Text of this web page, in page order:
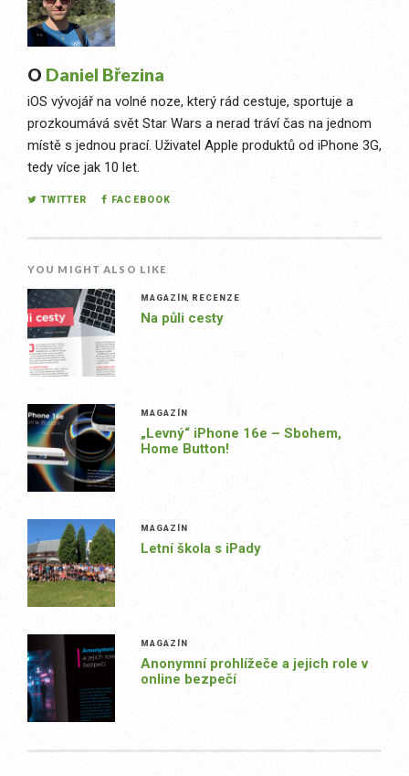
O Daniel Březina
iOS vývojář na volné noze, který rád cestuje, sportuje a
prozkoumává svět Star Wars a nerad tráví čas na jednom
místě s jednou prací. Uživatel Apple produktů od iPhone 3G,
tedy více jak 10 let.
TWITTER FACEBOOK
YOU MIGHT ALSO LIKE
MAGAZÍN RECENZE
Na půli cesty
MAGAZÍN
„Levný“ iPhone 16e – Sbohem,
Home Button!
MAGAZÍN
Letní škola s iPady
MAGAZÍN
Anonymní prohlížeče a jejich role v
online bezpečí